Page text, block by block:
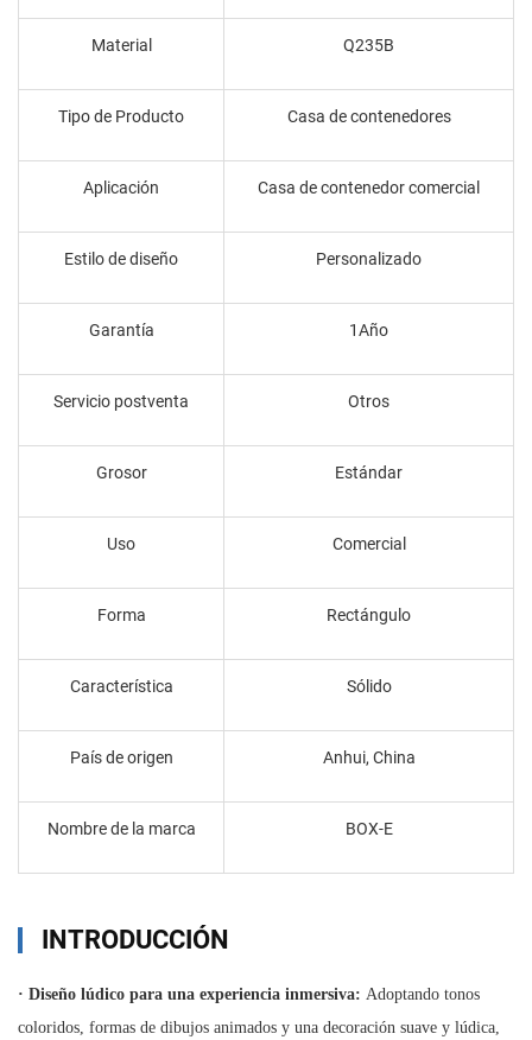
Material Q235B
Tipo de Producto Casa de contenedores
Aplicación Casa de contenedor comercial
Estilo de diseño Personalizado
Garantía 1Año
Servicio postventa Otros
Grosor Estándar
Uso Comercial
Forma Rectángulo
Característica Sólido
País de origen Anhui, China
Nombre de la marca BOX-E
INTRODUCCIÓN
· Diseño lúdico para una experiencia inmersiva: Adoptando tonos
coloridos, formas de dibujos animados y una decoración suave y lúdica,